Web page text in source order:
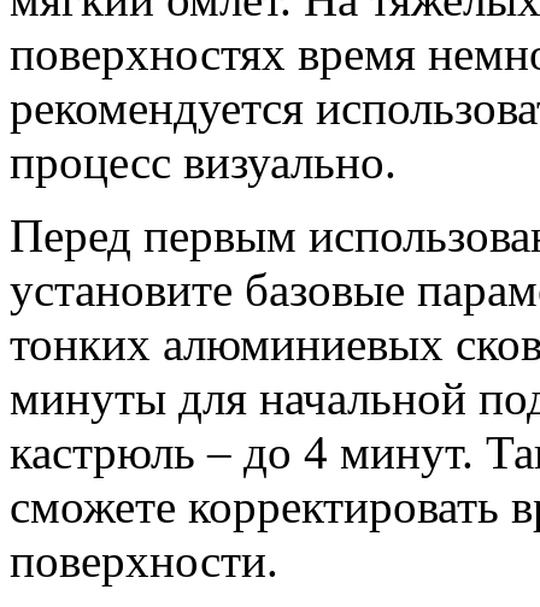
поверхностях время
рекомендуется
процесс визуально.
Перед первым
установите базовые
тонких алюминиевых
минуты для начальной
кастрюль – до 4 минут.
сможете корректировать
поверхности.